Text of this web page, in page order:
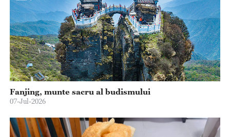
Fanjing, munte sacru al budismului
07-Jul-2026